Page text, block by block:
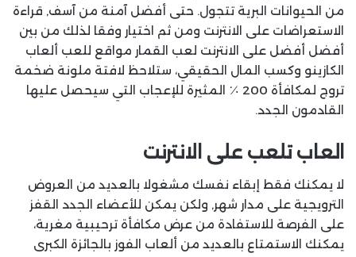
من الحيوانات البرية تتجول. حتى أفضل آمنة من آسف, قراءة
الاستعراضات على الانترنت ومن ثم اختيار وفقا لذلك من بين
أفضل أفضل على الانترنت لعب القمار مواقع للعب ألعاب
الكازينو وكسب المال الحقيقي، ستلاحظ لافتة ملونة ضخمة
تروج لمكافأة 200 ٪ المثيرة للإعجاب التي سيحصل عليها
القادمون الجدد.
العاب تلعب على الانترنت
لا يمكنك فقط إبقاء نفسك مشغولا بالعديد من العروض
الترويجية على مدار شهر, ولكن يمكن للأعضاء الجدد القفز
على الفرصة للاستفادة من عرض مكافأة ترحيبية مغرية،
يمكنك الاستمتاع بالعديد من ألعاب الفوز بالجائزة الكبرى